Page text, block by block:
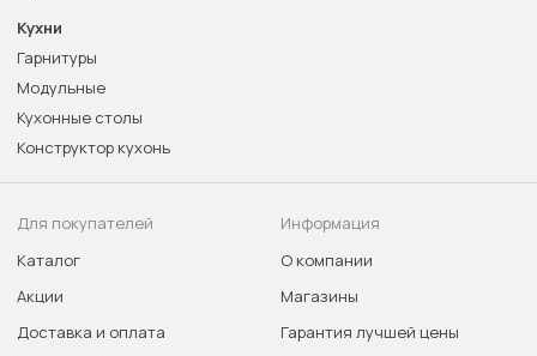
Кухни
Гарнитуры
Модульные
Кухонные столы
Конструктор кухонь
Для покупателей
Каталог
Акции
Доставка и оплата
Информация
О компании
Магазины
Гарантия лучшей цены